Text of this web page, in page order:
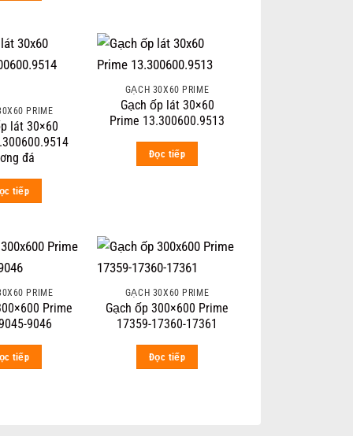
PRIME
lát 30×60
đá
tiếp
GẠCH 30X60 PRIME
Gạch ốp lát 30×60
Prime 13.300600.9513
Đọc tiếp
PRIME
Prime
9046
tiếp
GẠCH 30X60 PRIME
Gạch ốp 300×600 Prime
17359-17360-17361
Đọc tiếp